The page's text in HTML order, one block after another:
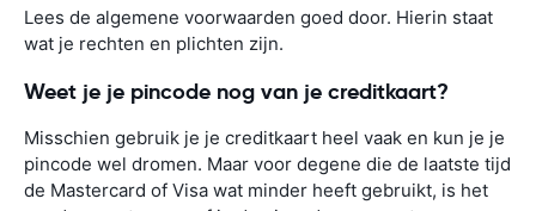
Lees de algemene voorwaarden goed door. Hierin staat
wat je rechten en plichten zijn.
Weet je je pincode nog van je creditkaart?
Misschien gebruik je je creditkaart heel vaak en kun je je
pincode wel dromen. Maar voor degene die de laatste tijd
de Mastercard of Visa wat minder heeft gebruikt, is het